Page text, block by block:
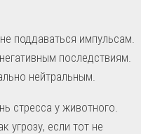
поддаваться импульсам.
последствиям.
нейтральным.
стресса у животного.
угрозу, если тот не